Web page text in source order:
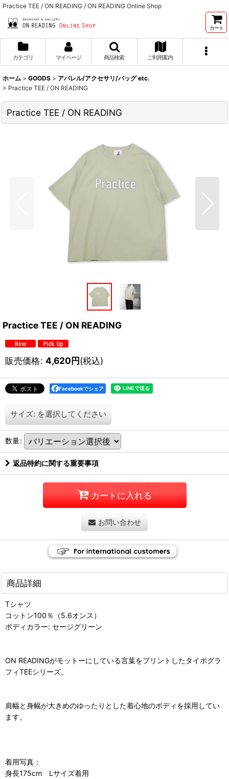
Practice TEE / ON READING / ON READING Online Shop
カート
カテゴリ マイページ 商品検索 ご利用案内
ホーム > GOODS > アパレル/アクセサリ/バッグ etc.
> Practice TEE / ON READING
Practice TEE / ON READING
Practice TEE / ON READING
販売価格: 4,620円(税込)
Facebookでシェア
サイズ: を選択してください
数量:
返品特約に関する重要事項
カートに入れる
お問い合わせ
商品詳細
Tシャツ
コットン100％（5.6オンス）
ボディカラー: セージグリーン
ON READINGがモットーにしている言葉をプリントしたタイポグラ
フィTEEシリーズ。
肩幅と身幅が大きめのゆったりとした着心地のボディを採用してい
ます。
着用写真：
身長175cm Lサイズ着用